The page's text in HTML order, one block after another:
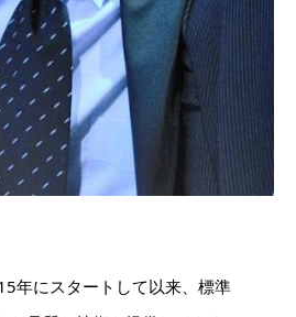
年にスタートして以来、標準